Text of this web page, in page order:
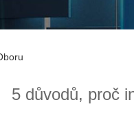
5 důvodů, proč